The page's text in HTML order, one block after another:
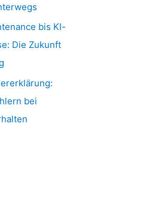
bis KI-
Die Zukunft
bei